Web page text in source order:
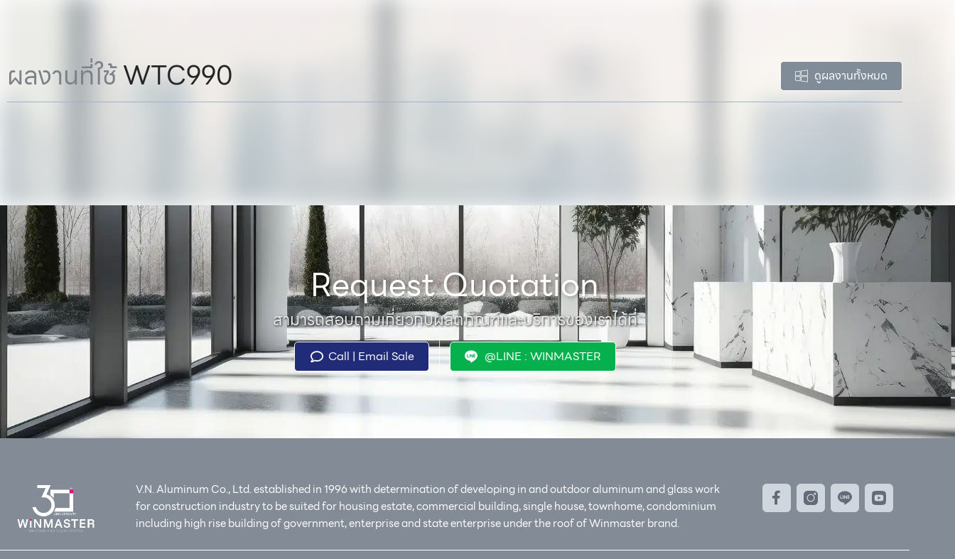
ผลงานที่ใช้WTC990 ดูผลงานทั้งหมด
Request Quotation
สามารถสอบถามเกี่ยวกับผลิตภัณฑ์และบริการของเราได้ที่
Call | Email Sale @LINE : WINMASTER
V.N. Aluminum Co., Ltd. established in 1996 with determination of developing in and outdoor aluminum and glass work
for construction industry to be suited for housing estate, commercial building, single house, townhome, condominium
including high rise building of government, enterprise and state enterprise under the roof of Winmaster brand.